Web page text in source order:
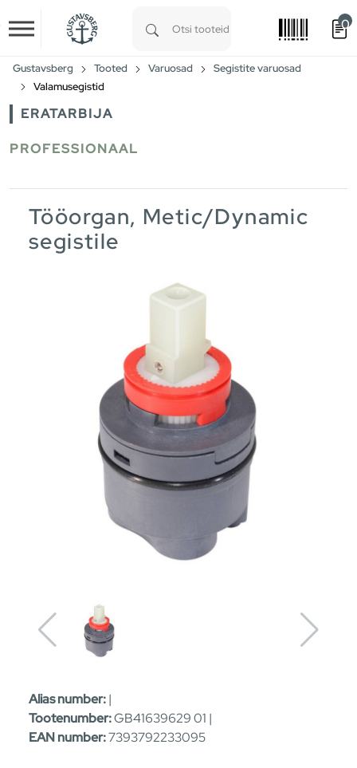
Skip to main content
0
Gustavsberg Tooted Varuosad
Segistite varuosad
Valamusegistid
ERATARBIJA
PROFESSIONAAL
Tööorgan, Metic/Dynamic
segistile
Alias number:|
Tootenumber:GB41639629 01 |
EAN number:7393792233095